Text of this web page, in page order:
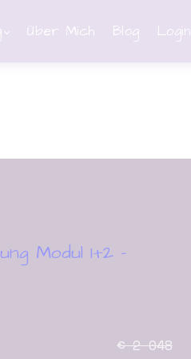
Über Mich Blog Login
Modul 1+2 -
€ 2 048